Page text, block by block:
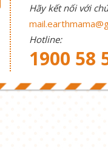
Hãy kết nối với
Hotline:
1900 58